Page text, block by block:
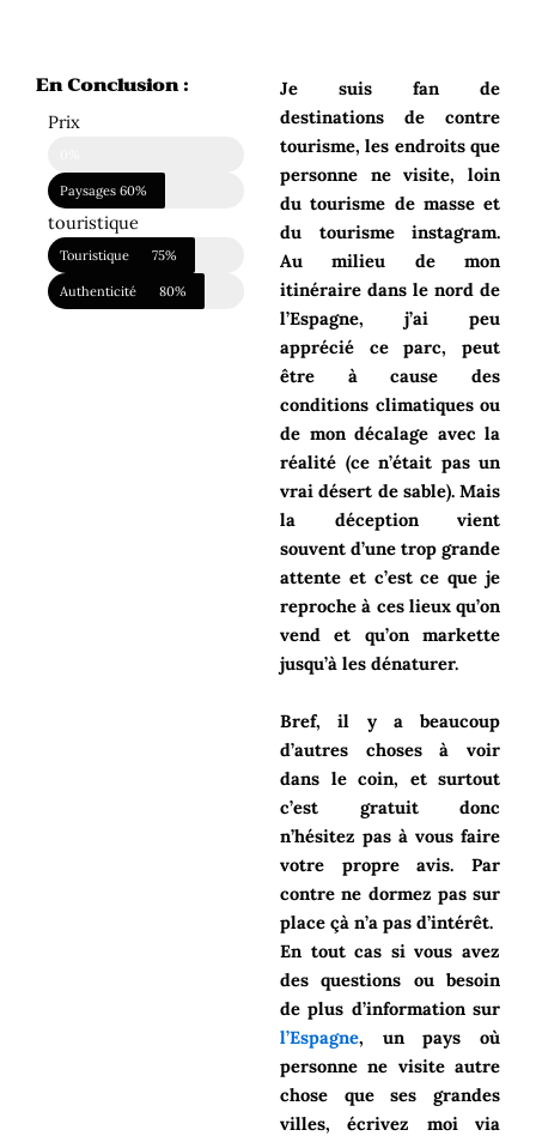
En Conclusion :
Prix
Paysages 60%
touristique
Touristique 75%
Authenticité 80%
Je suis fan de
destinations de contre
tourisme, les endroits que
personne ne visite, loin
du tourisme de masse et
du tourisme instagram.
Au milieu de mon
itinéraire dans le nord de
l’Espagne, j’ai peu
apprécié ce parc, peut
être à cause des
conditions climatiques ou
de mon décalage avec la
réalité (ce n’était pas un
vrai désert de sable). Mais
la déception vient
souvent d’une trop grande
attente et c’est ce que je
reproche à ces lieux qu’on
vend et qu’on markette
jusqu’à les dénaturer.
Bref, il y a beaucoup
d’autres choses à voir
dans le coin, et surtout
c’est gratuit donc
n’hésitez pas à vous faire
votre propre avis. Par
contre ne dormez pas sur
place çà n’a pas d’intérêt.
En tout cas si vous avez
des questions ou besoin
de plus d’information sur
l’Espagne, un pays où
personne ne visite autre
chose que ses grandes
villes, écrivez moi via